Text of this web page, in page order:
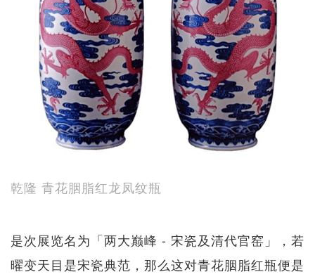
乾隆 青花胭脂红龙凤纹瓶
是次展览名为「两大巅峰 - 宋瓷及清代官窑」，若
曜变天目是宋瓷典范，那么这对青花胭脂红瓶便是